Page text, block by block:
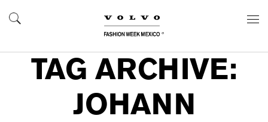
TAG ARCHIVE:
JOHANN